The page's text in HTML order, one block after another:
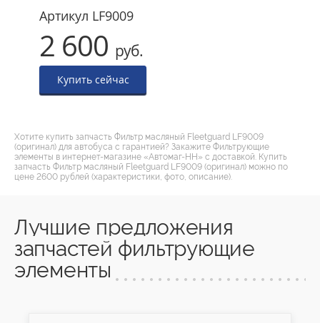
Артикул LF9009
2 600 руб.
Купить сейчас
Хотите купить запчасть Фильтр масляный Fleetguard LF9009
(оригинал) для автобуса с гарантией? Закажите Фильтрующие
элементы в интернет-магазине «Автомаг-НН» с доставкой. Купить
запчасть Фильтр масляный Fleetguard LF9009 (оригинал) можно по
цене 2600 рублей (характеристики, фото, описание).
Лучшие предложения
запчастей фильтрующие
элементы